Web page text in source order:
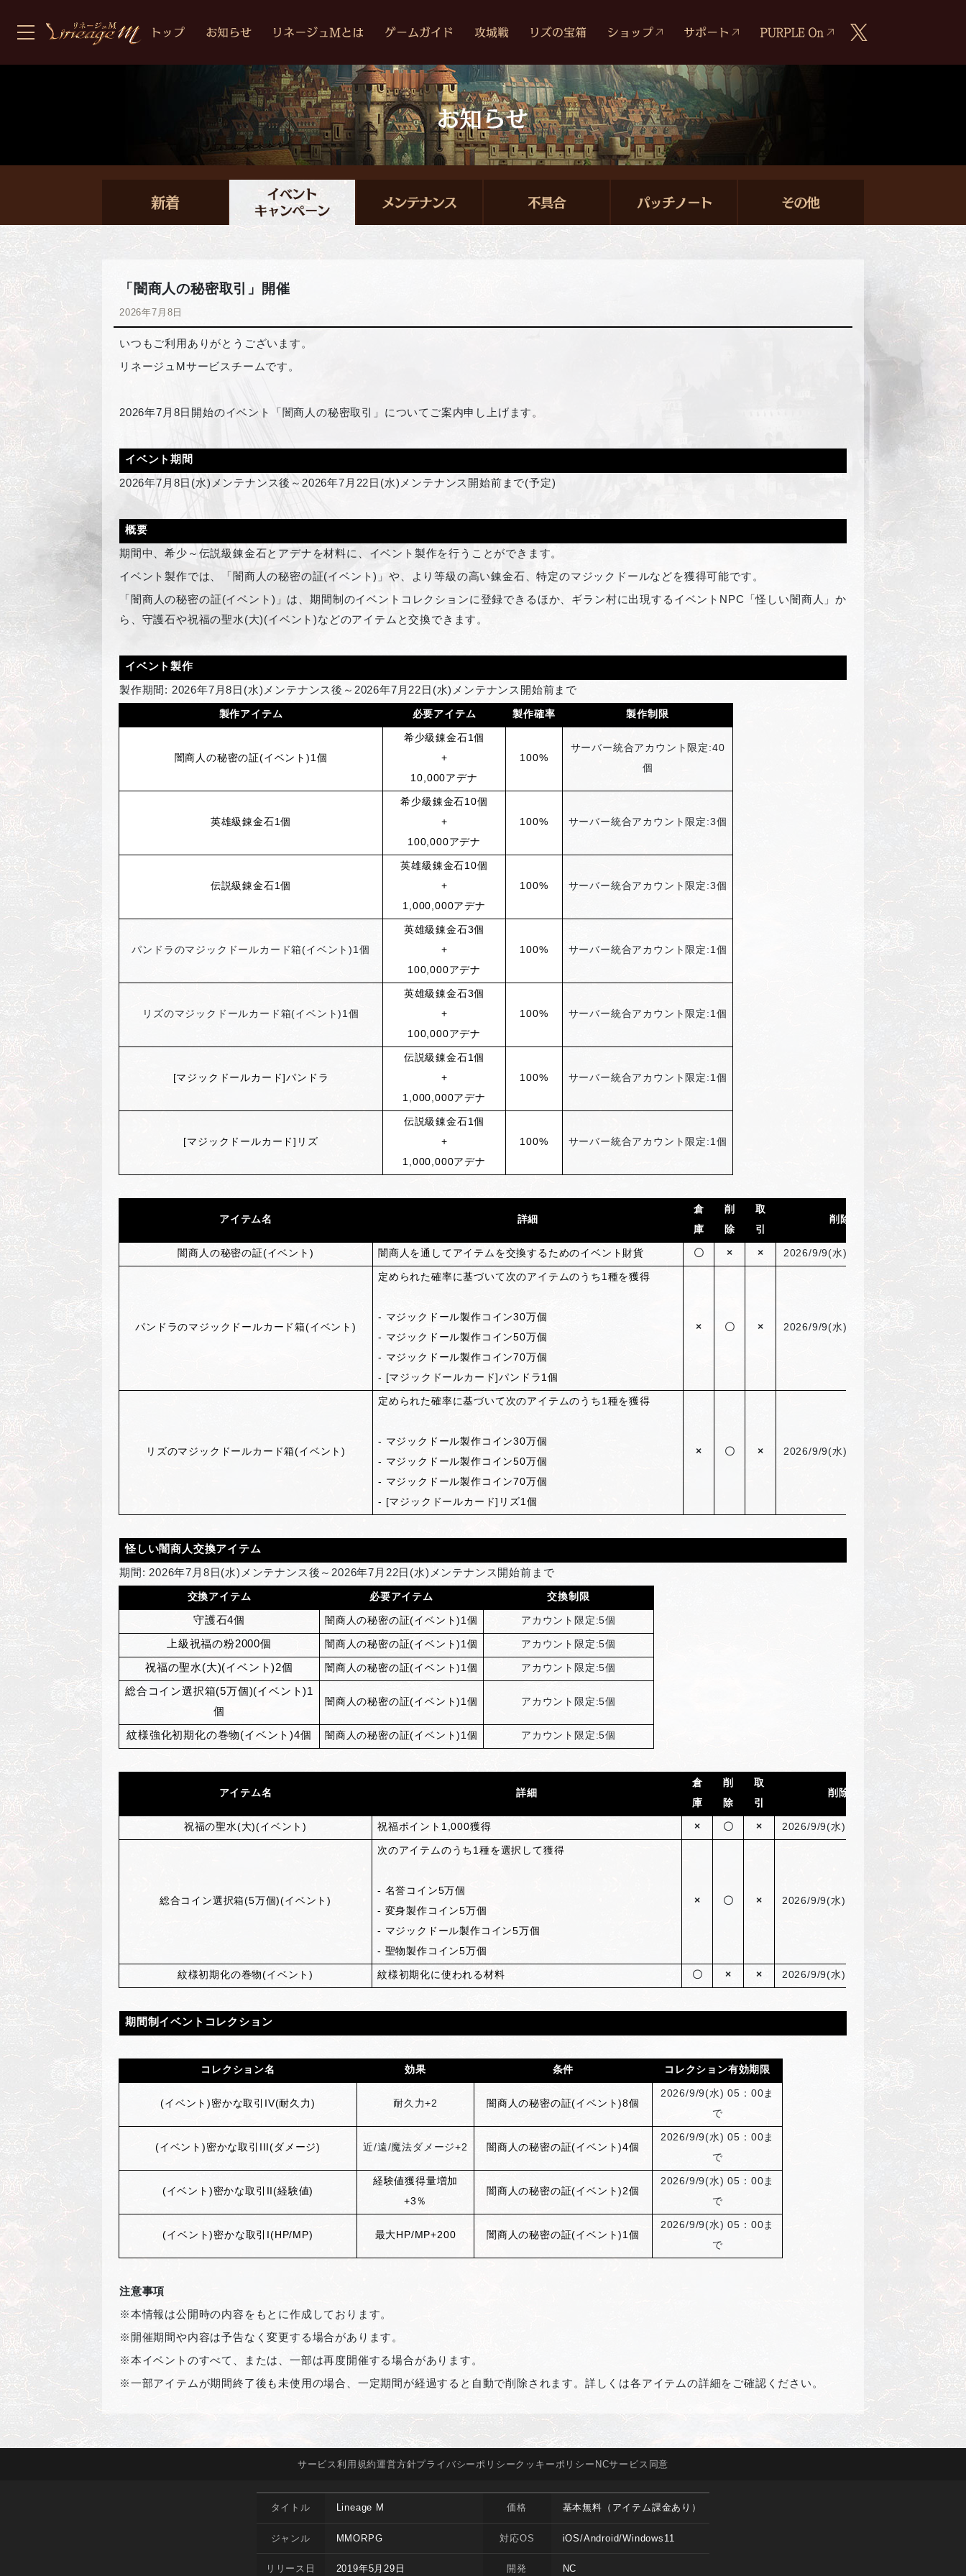
「闇商人の秘密取引」開催
2026年7月8日
いつもご利用ありがとうございます。
リネージュMサービスチームです。
2026年7月8日開始のイベント「闇商人の秘密取引」についてご案内申し上げます。
イベント期間
2026年7月8日(水)メンテナンス後～2026年7月22日(水)メンテナンス開始前まで(予定)
概要
期間中、希少～伝説級錬金石とアデナを材料に、イベント製作を行うことができます。
イベント製作では、「闇商人の秘密の証(イベント)」や、より等級の高い錬金石、特定のマジックドールなどを獲得可能です。
「闇商人の秘密の証(イベント)」は、期間制のイベントコレクションに登録できるほか、ギラン村に出現するイベントNPC「怪しい闇商人」か
ら、守護石や祝福の聖水(大)(イベント)などのアイテムと交換できます。
イベント製作
製作期間: 2026年7月8日(水)メンテナンス後～2026年7月22日(水)メンテナンス開始前まで
製作アイテム 必要アイテム 製作確率 製作制限
闇商人の秘密の証(イベント)1個
希少級錬金石1個
+
10,000アデナ
100%
サーバー統合アカウント限定:40
個
英雄級錬金石1個
希少級錬金石10個
+
100,000アデナ
100% サーバー統合アカウント限定:3個
伝説級錬金石1個
英雄級錬金石10個
+
1,000,000アデナ
100% サーバー統合アカウント限定:3個
パンドラのマジックドールカード箱(イベント)1個
英雄級錬金石3個
+
100,000アデナ
100% サーバー統合アカウント限定:1個
リズのマジックドールカード箱(イベント)1個
英雄級錬金石3個
+
100,000アデナ
100% サーバー統合アカウント限定:1個
[マジックドールカード]パンドラ
伝説級錬金石1個
+
1,000,000アデナ
100% サーバー統合アカウント限定:1個
[マジックドールカード]リズ
伝説級錬金石1個
+
1,000,000アデナ
100% サーバー統合アカウント限定:1個
アイテム名 詳細
倉
庫
削
除
取
引
削除日
闇商人の秘密の証(イベント) 闇商人を通してアイテムを交換するためのイベント財貨 〇 × × 2026/9/9(水) 05：00まで
パンドラのマジックドールカード箱(イベント)
定められた確率に基づいて次のアイテムのうち1種を獲得
- マジックドール製作コイン30万個
- マジックドール製作コイン50万個
- マジックドール製作コイン70万個
- [マジックドールカード]パンドラ1個
× 〇 × 2026/9/9(水) 05：00まで
リズのマジックドールカード箱(イベント)
定められた確率に基づいて次のアイテムのうち1種を獲得
- マジックドール製作コイン30万個
- マジックドール製作コイン50万個
- マジックドール製作コイン70万個
- [マジックドールカード]リズ1個
× 〇 × 2026/9/9(水) 05：00まで
怪しい闇商人交換アイテム
期間: 2026年7月8日(水)メンテナンス後～2026年7月22日(水)メンテナンス開始前まで
交換アイテム 必要アイテム 交換制限
守護石4個 闇商人の秘密の証(イベント)1個 アカウント限定:5個
上級祝福の粉2000個 闇商人の秘密の証(イベント)1個 アカウント限定:5個
祝福の聖水(大)(イベント)2個 闇商人の秘密の証(イベント)1個 アカウント限定:5個
総合コイン選択箱(5万個)(イベント)1
個
闇商人の秘密の証(イベント)1個 アカウント限定:5個
紋様強化初期化の巻物(イベント)4個 闇商人の秘密の証(イベント)1個 アカウント限定:5個
アイテム名 詳細
倉
庫
削
除
取
引
削除日
祝福の聖水(大)(イベント) 祝福ポイント1,000獲得 × 〇 × 2026/9/9(水) 05：00まで
総合コイン選択箱(5万個)(イベント)
次のアイテムのうち1種を選択して獲得
- 名誉コイン5万個
- 変身製作コイン5万個
- マジックドール製作コイン5万個
- 聖物製作コイン5万個
× 〇 × 2026/9/9(水) 05：00まで
紋様初期化の巻物(イベント) 紋様初期化に使われる材料 〇 × × 2026/9/9(水) 05：00まで
期間制イベントコレクション
コレクション名 効果 条件 コレクション有効期限
(イベント)密かな取引IV(耐久力) 耐久力+2 闇商人の秘密の証(イベント)8個
2026/9/9(水) 05：00ま
で
(イベント)密かな取引III(ダメージ) 近/遠/魔法ダメージ+2 闇商人の秘密の証(イベント)4個
2026/9/9(水) 05：00ま
で
(イベント)密かな取引II(経験値)
経験値獲得量増加
+3％
闇商人の秘密の証(イベント)2個
2026/9/9(水) 05：00ま
で
(イベント)密かな取引I(HP/MP) 最大HP/MP+200 闇商人の秘密の証(イベント)1個
2026/9/9(水) 05：00ま
で
注意事項
※本情報は公開時の内容をもとに作成しております。
※開催期間や内容は予告なく変更する場合があります。
※本イベントのすべて、または、一部は再度開催する場合があります。
※一部アイテムが期間終了後も未使用の場合、一定期間が経過すると自動で削除されます。詳しくは各アイテムの詳細をご確認ください。
サービス 利用規約運営方針プライバシー ポリシークッキー ポリシー NCサービス 同意
タイトル Lineage M
ジャンル MMORPG
リリース日 2019年5月29日
価格 基本無料（アイテム課金あり）
対応OS iOS/Android/Windows11
開発 NC